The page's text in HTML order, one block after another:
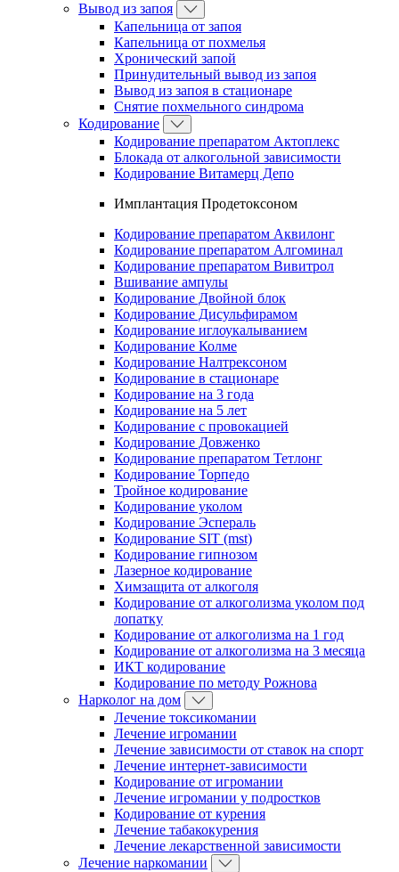
Вывод из запоя
Капельница от запоя
Капельница от похмелья
Хронический запой
Принудительный вывод из запоя
Вывод из запоя в стационаре
Снятие похмельного синдрома
Кодирование
Кодирование препаратом Актоплекс
Блокада от алкогольной зависимости
Кодирование Витамерц Депо
Имплантация Продетоксоном
Кодирование препаратом Аквилонг
Кодирование препаратом Алгоминал
Кодирование препаратом Вивитрол
Вшивание ампулы
Кодирование Двойной блок
Кодирование Дисульфирамом
Кодирование иглоукалыванием
Кодирование Колме
Кодирование Налтрексоном
Кодирование в стационаре
Кодирование на 3 года
Кодирование на 5 лет
Кодирование с провокацией
Кодирование Довженко
Кодирование препаратом Тетлонг
Кодирование Торпедо
Тройное кодирование
Кодирование уколом
Кодирование Эспераль
Кодирование SIT (mst)
Кодирование гипнозом
Лазерное кодирование
Химзащита от алкоголя
Кодирование от алкоголизма уколом под
лопатку
Кодирование от алкоголизма на 1 год
Кодирование от алкоголизма на 3 месяца
ИКТ кодирование
Кодирование по методу Рожнова
Нарколог на дом
Лечение токсикомании
Лечение игромании
Лечение зависимости от ставок на спорт
Лечение интернет-зависимости
Кодирование от игромании
Лечение игромании у подростков
Кодирование от курения
Лечение табакокурения
Лечение лекарственной зависимости
Лечение наркомании